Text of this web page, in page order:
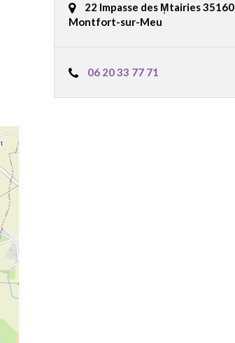
22 Impasse des M̩tairies 35160
Montfort-sur-Meu
06 20 33 77 71